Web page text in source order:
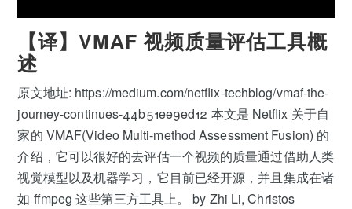
【译】VMAF 视频质量评估工具概
述
原文地址: https://medium.com/netflix-techblog/vmaf-the-
journey-continues-44b51ee9ed12 本文是 Netflix 关于自
家的 VMAF(Video Multi-method Assessment Fusion) 的
介绍，它可以很好的去评估一个视频的质量通过借助人类
视觉模型以及机器学习，它目前已经开源，并且集成在诸
如 ffmpeg 这些第三方工具上。 by Zhi Li, Christos